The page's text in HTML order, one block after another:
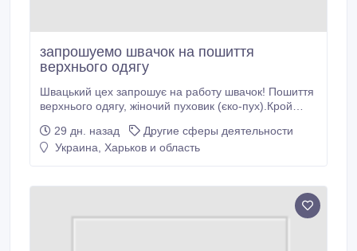
запрошуемо швачок на пошиття
верхнього одягу
Швацький цех запрошує на работу швачок! Пошиття
верхнього одягу, жіночий пуховик (єко-пух).Крой
Комфортні умови праці. Оплата регулярна, висока
.р-н м.Барабашова (ул.Івана Камишева).096-322-
29 дн. назад
Другие сферы деятельности
Украина, Харьков и область